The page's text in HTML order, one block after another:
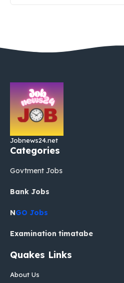
Jobnews24.net
Categories
Govtment Jobs
Bank Jobs
NGO Jobs
Examination timatabe
Quakes Links
About Us